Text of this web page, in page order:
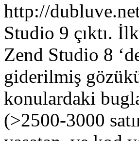
http://
Studio 9 çıktı. İlk
Zend Studio 8
giderilmiş
konulardaki
(>2500-3000